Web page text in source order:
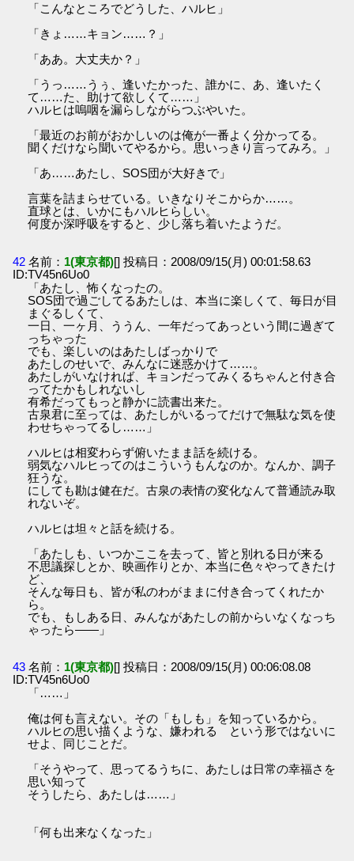
「こんなところでどうした、ハルヒ」
「きょ……キョン……？」
「ああ。大丈夫か？」
「うっ……うぅ、逢いたかった、誰かに、あ、逢いたく
て……た、助けて欲しくて……」
ハルヒは嗚咽を漏らしながらつぶやいた。
「最近のお前がおかしいのは俺が一番よく分かってる。
聞くだけなら聞いてやるから。思いっきり言ってみろ。」
「あ……あたし、SOS団が大好きで」
言葉を詰まらせている。いきなりそこからか……。
直球とは、いかにもハルヒらしい。
何度か深呼吸をすると、少し落ち着いたようだ。
42 名前： 1(東京都)[] 投稿日：2008/09/15(月) 00:01:58.63
ID:TV45n6Uo0
「あたし、怖くなったの。
SOS団で過ごしてるあたしは、本当に楽しくて、毎日が目
まぐるしくて、
一日、一ヶ月、ううん、一年だってあっという間に過ぎて
っちゃった
でも、楽しいのはあたしばっかりで
あたしのせいで、みんなに迷惑かけて……。
あたしがいなければ、キョンだってみくるちゃんと付き合
ってたかもしれないし
有希だってもっと静かに読書出来た。
古泉君に至っては、あたしがいるってだけで無駄な気を使
わせちゃってるし……」
ハルヒは相変わらず俯いたまま話を続ける。
弱気なハルヒってのはこういうもんなのか。なんか、調子
狂うな。
にしても勘は健在だ。古泉の表情の変化なんて普通読み取
れないぞ。
ハルヒは坦々と話を続ける。
「あたしも、いつかここを去って、皆と別れる日が来る
不思議探しとか、映画作りとか、本当に色々やってきたけ
ど、
そんな毎日も、皆が私のわがままに付き合ってくれたか
ら。
でも、もしある日、みんながあたしの前からいなくなっち
ゃったら――」
43 名前： 1(東京都)[] 投稿日：2008/09/15(月) 00:06:08.08
ID:TV45n6Uo0
「……」
俺は何も言えない。その「もしも」を知っているから。
ハルヒの思い描くような、嫌われる という形ではないに
せよ、同じことだ。
「そうやって、思ってるうちに、あたしは日常の幸福さを
思い知って
そうしたら、あたしは……」
「何も出来なくなった」